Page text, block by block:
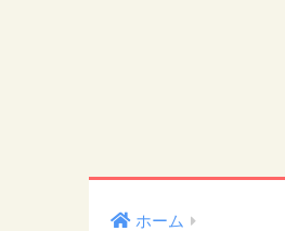
ホーム